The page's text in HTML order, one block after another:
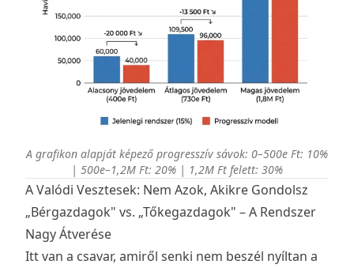
A grafikon alapját képező progresszív sávok: 0–500e Ft: 10%
| 500e–1,2M Ft: 20% | 1,2M Ft felett: 30%
A Valódi Vesztesek: Nem Azok, Akikre Gondolsz
„Bérgazdagok" vs. „Tőkegazdagok" – A Rendszer
Nagy Átverése
Itt van a csavar, amiről senki nem beszél nyíltan a